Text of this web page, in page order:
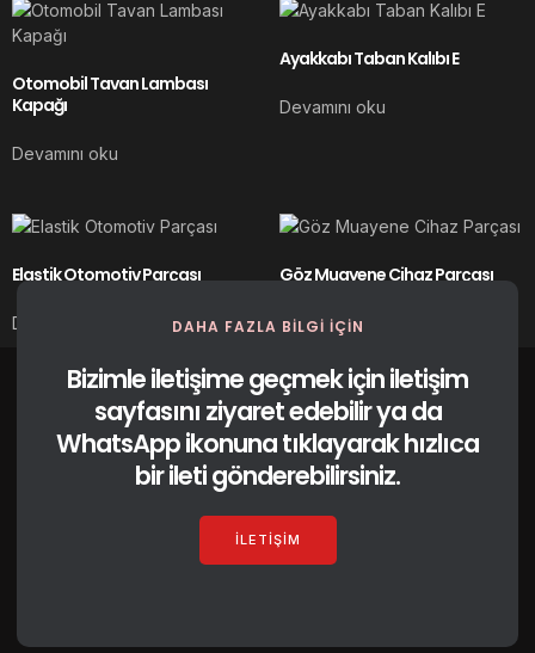
Otomobil Tavan Lambası
Kapağı
Devamını oku
Ayakkabı Taban Kalıbı E
Devamını oku
Elastik Otomotiv Parçası
Devamını oku
Göz Muayene Cihaz Parçası
Devamını oku
DAHA FAZLA BILGI IÇIN
Bizimle iletişime geçmek için iletişim
sayfasını ziyaret edebilir ya da
WhatsApp ikonuna tıklayarak hızlıca
bir ileti gönderebilirsiniz.
İLETIŞIM